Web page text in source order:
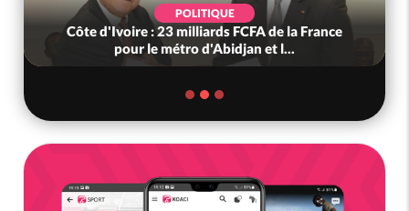
POLITIQUE
Côte d'Ivoire : 23 milliards FCFA de la France
pour le métro d'Abidjan et l...